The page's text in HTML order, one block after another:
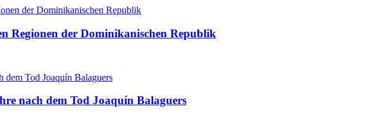
Regionen der Dominikanischen Republik
nach dem Tod Joaquín Balaguers